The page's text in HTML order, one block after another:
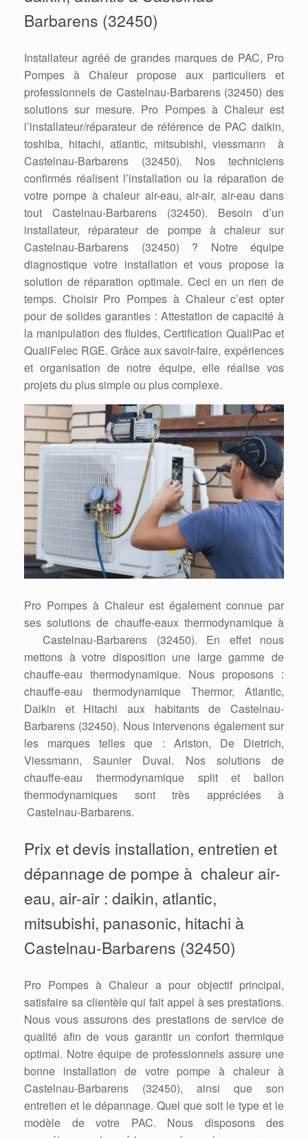
Barbarens (32450)
Installateur agréé de grandes marques de PAC, Pro
Pompes à Chaleur propose aux particuliers et
professionnels de Castelnau-Barbarens (32450) des
solutions sur mesure. Pro Pompes à Chaleur est
l’installateur/réparateur de référence de PAC daikin,
toshiba, hitachi, atlantic, mitsubishi, viessmann à
Castelnau-Barbarens (32450). Nos techniciens
confirmés réalisent l’installation ou la réparation de
votre pompe à chaleur air-eau, air-air, air-eau dans
tout Castelnau-Barbarens (32450). Besoin d’un
installateur, réparateur de pompe à chaleur sur
Castelnau-Barbarens (32450) ? Notre équipe
diagnostique votre installation et vous propose la
solution de réparation optimale. Ceci en un rien de
temps. Choisir Pro Pompes à Chaleur c’est opter
pour de solides garanties : Attestation de capacité à
la manipulation des fluides, Certification QualiPac et
QualiFelec RGE. Grâce aux savoir-faire, expériences
et organisation de notre équipe, elle réalise vos
projets du plus simple ou plus complexe.
Pro Pompes à Chaleur est également connue par
ses solutions de chauffe-eaux thermodynamique à
Castelnau-Barbarens (32450). En effet nous
mettons à votre disposition une large gamme de
chauffe-eau thermodynamique. Nous proposons :
chauffe-eau thermodynamique Thermor, Atlantic,
Daikin et Hitachi aux habitants de Castelnau-
Barbarens (32450). Nous intervenons également sur
les marques telles que : Ariston, De Dietrich,
Viessmann, Saunier Duval. Nos solutions de
chauffe-eau thermodynamique split et ballon
thermodynamiques sont très appréciées à
Castelnau-Barbarens.
Prix et devis installation, entretien et
dépannage de pompe à chaleur air-
eau, air-air : daikin, atlantic,
mitsubishi, panasonic, hitachi à
Castelnau-Barbarens (32450)
Pro Pompes à Chaleur a pour objectif principal,
satisfaire sa clientèle qui fait appel à ses prestations.
Nous vous assurons des prestations de service de
qualité afin de vous garantir un confort thermique
optimal. Notre équipe de professionnels assure une
bonne installation de votre pompe à chaleur à
Castelnau-Barbarens (32450), ainsi que son
entretien et le dépannage. Quel que soit le type et le
modèle de votre PAC. Nous disposons des